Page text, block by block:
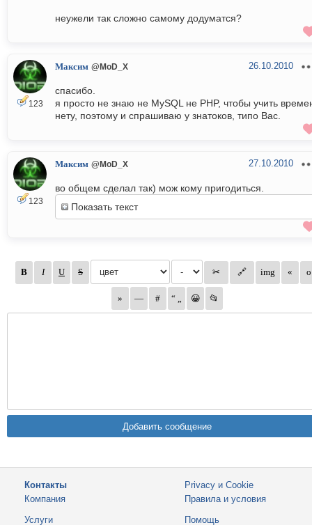
неужели так сложно самому додуматся?
123
Максим @MoD_X 26.10.2010
спасибо.
я просто не знаю не MySQL не PHP, чтобы учить
нету, поэтому и спрашиваю у знатоков, типо Вас.
123
Максим @MoD_X 27.10.2010
во общем сделал так) мож кому пригодиться.
Показать текст
Контакты
Компания
Privacy и Cookie
Правила и условия
Услуги
Помощь